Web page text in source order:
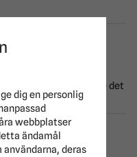
huvud, men bättre det
Mycket nöjd!
dig en personlig
webbplatser
ändamål
deras